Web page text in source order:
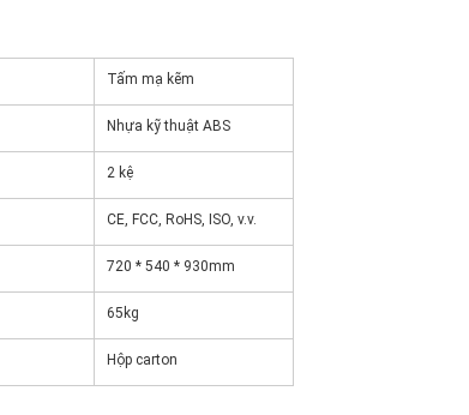
Tấm mạ kẽm
Nhựa kỹ thuật ABS
2 kệ
CE, FCC, RoHS, ISO, v.v.
720 * 540 * 930mm
65kg
Hộp carton